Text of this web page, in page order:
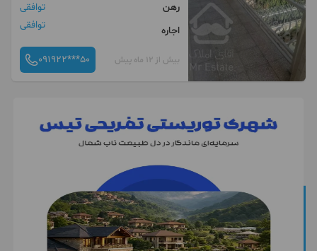
رهن
توافقی
اجاره
توافقی
بیش از 12 ماه پیش 091922***50